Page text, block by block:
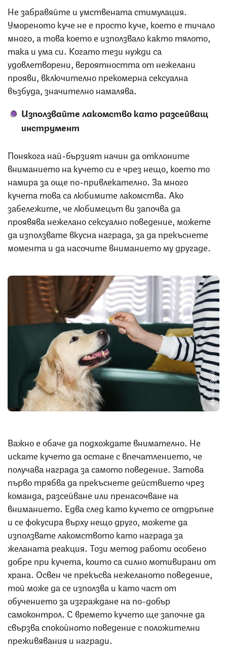
Не забравяйте и умствената стимулация.
Умореното куче не е просто куче, което е тичало
много, а това което е използвало както тялото,
така и ума си. Когато тези нужди са
удовлетворени, вероятността от нежелани
прояви, включително прекомерна сексуална
възбуда, значително намалява.
Използвайте лакомство като разсейващ
инструмент
Понякога най-бързият начин да отклоните
вниманието на кучето си е чрез нещо, което то
намира за още по-привлекателно. За много
кучета това са любимите лакомства. Ако
забележите, че любимецът ви започва да
проявява нежелано сексуално поведение, можете
да използвате вкусна награда, за да прекъснете
момента и да насочите вниманието му другаде.
Снимка: iStock
Важно е обаче да подхождате внимателно. Не
искате кучето да остане с впечатлението, че
получава награда за самото поведение. Затова
първо трябва да прекъснете действието чрез
команда, разсейване или пренасочване на
вниманието. Едва след като кучето се отдръпне
и се фокусира върху нещо друго, можете да
използвате лакомството като награда за
желаната реакция. Този метод работи особено
добре при кучета, които са силно мотивирани от
храна. Освен че прекъсва нежеланото поведение,
той може да се използва и като част от
обучението за изграждане на по-добър
самоконтрол. С времето кучето ще започне да
свързва спокойното поведение с положителни
преживявания и награди.